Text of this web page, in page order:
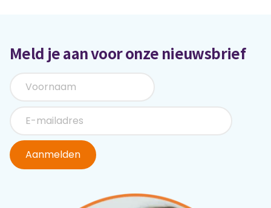
Meld je aan voor onze nieuwsbrief
Aanmelden